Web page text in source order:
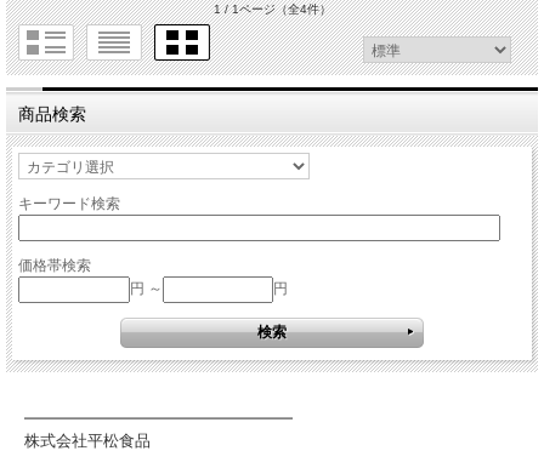
1 / 1ページ（全4件）
商品検索
キーワード検索
価格帯検索
円 ～
円
━━━━━━━━━━━━━━━━━
株式会社平松食品